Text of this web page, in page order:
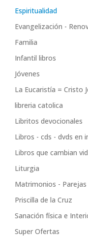
Espiritualidad
Evangelización -
Familia
Infantil libros
Jóvenes
La Eucaristía = Cristo
libreria catolica
Libritos devocionales
Libros - cds - dvds en
Libros que cambian
Liturgia
Matrimonios - Parejas
Priscilla de la Cruz
Sanación física e
Super Ofertas